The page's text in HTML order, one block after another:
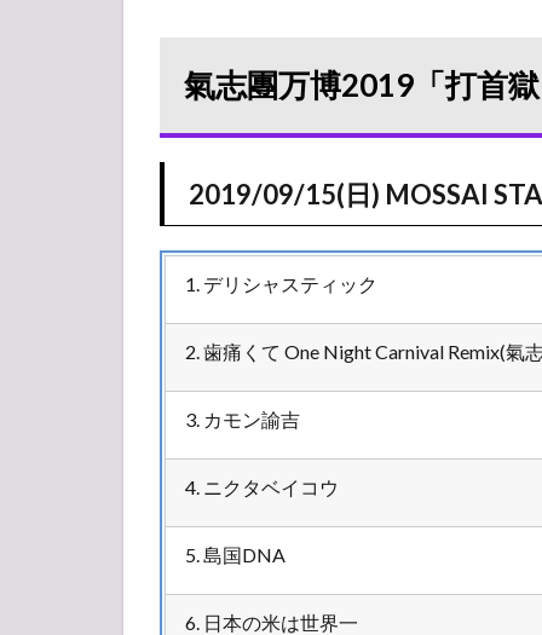
氣志團万博2019「打首
2019/09/15(日) MOSSAI
1. デリシャスティック
2. 歯痛くて One Night Carnival Remix(氣
3. カモン諭吉
4. ニクタベイコウ
5. 島国DNA
6. 日本の米は世界一